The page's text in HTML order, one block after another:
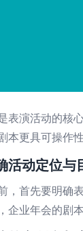
表演活动的核
本更具可操作
活动定位与
，首先要明确
企业年会的剧